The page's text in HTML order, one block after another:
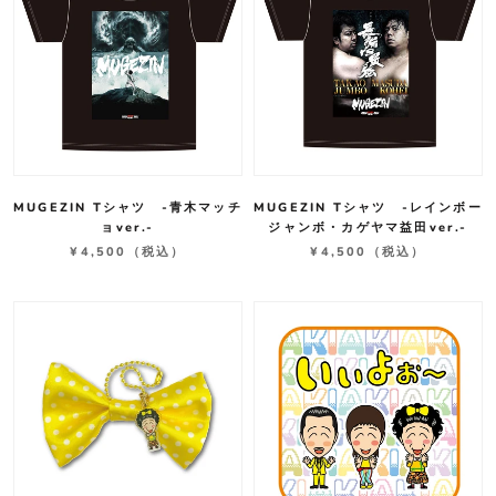
MUGEZIN Tシャツ -青木マッチ
ョver.-
¥4,500
（税込）
MUGEZIN Tシャツ -レインボー
ジャンボ・カゲヤマ益田ver.-
¥4,500
（税込）